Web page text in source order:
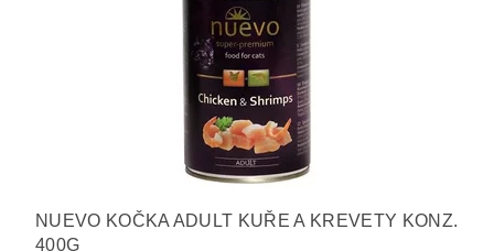
NUEVO KOČKA ADULT KUŘE A KREVETY KONZ.
400G